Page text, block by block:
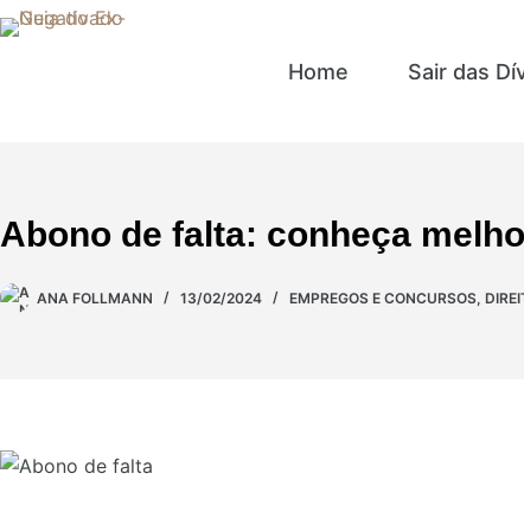
Home Sair das
Abono de falta: conheça
ANA FOLLMANN 13/02/2024 EMPREGOS E CONCURSOS,